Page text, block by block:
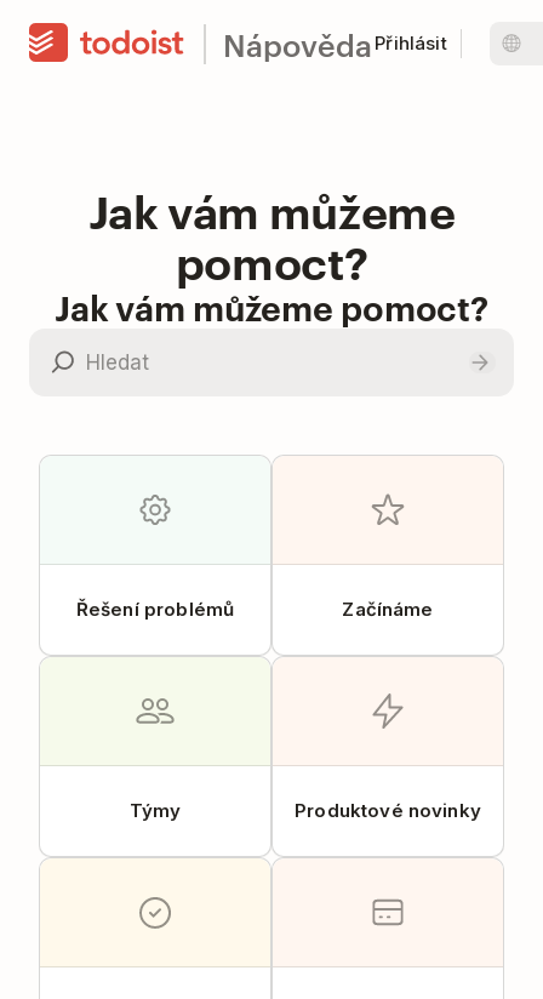
Nápověda Přihlásit
Jak vám můžeme
pomoct?
Jak vám můžeme pomoct?
Řešení problémů Začínáme
Týmy Produktové novinky